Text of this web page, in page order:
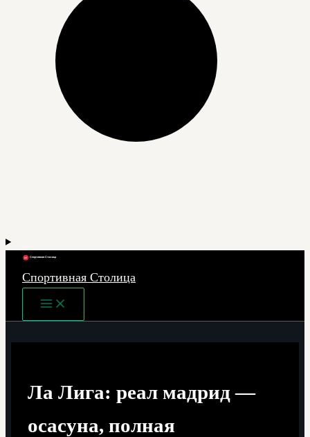
Спортивная Столица
Main
Menu
Ла Лига: реал мадрид —
осасуна, полная